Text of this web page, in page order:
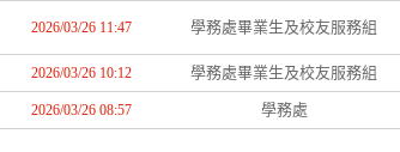
2026/03/26 11:47 學務處畢業生及校友服務組
2026/03/26 10:12 學務處畢業生及校友服務組
2026/03/26 08:57 學務處